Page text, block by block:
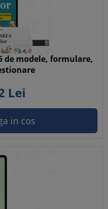
de modele, formulare,
Lei
in cos